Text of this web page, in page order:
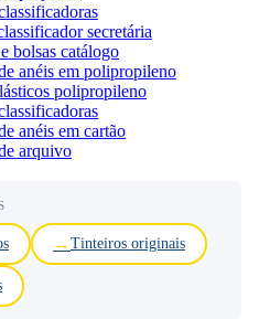
secretária
bolsas catálogo
anéis em polipropileno
polipropileno
anéis em cartão
arquivo
Tinteiros originais